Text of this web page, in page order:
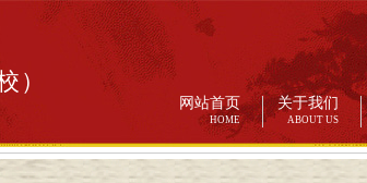
）
网站首页
HOME
关于我们
ABOUT US